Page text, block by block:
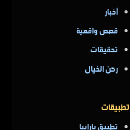
أخبار
قصص واقعية
تحقيقات
ركن الخيال
تطبيقات
تطبيق بارابيا